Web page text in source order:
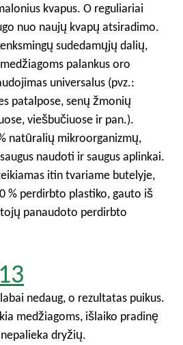
kvapus. O reguliariai
nuo naujų kvapų atsiradimo.
sudedamųjų dalių,
palankus oro
universalus (pvz.:
patalpose, senų žmonių
viešbučiuose ir pan.).
natūralių mikroorganizmų,
naudoti ir saugus aplinkai.
itin tvariame butelyje,
% perdirbto plastiko, gauto iš
panaudoto perdirbto
nedaug, o rezultatas puikus.
medžiagoms, išlaiko pradinę
dryžių.